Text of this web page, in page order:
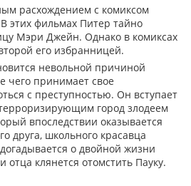
расхождением с комиксом
этих фильмах Питер тайно
Мэри Джейн. Однако в комиксах
его избранницей.
невольной причиной
чего принимает свое
с преступностью. Он вступает
город злодеем
впоследствии оказывается
друга, школьного красавца
о двойной жизни
отца клянется отомстить Пауку.